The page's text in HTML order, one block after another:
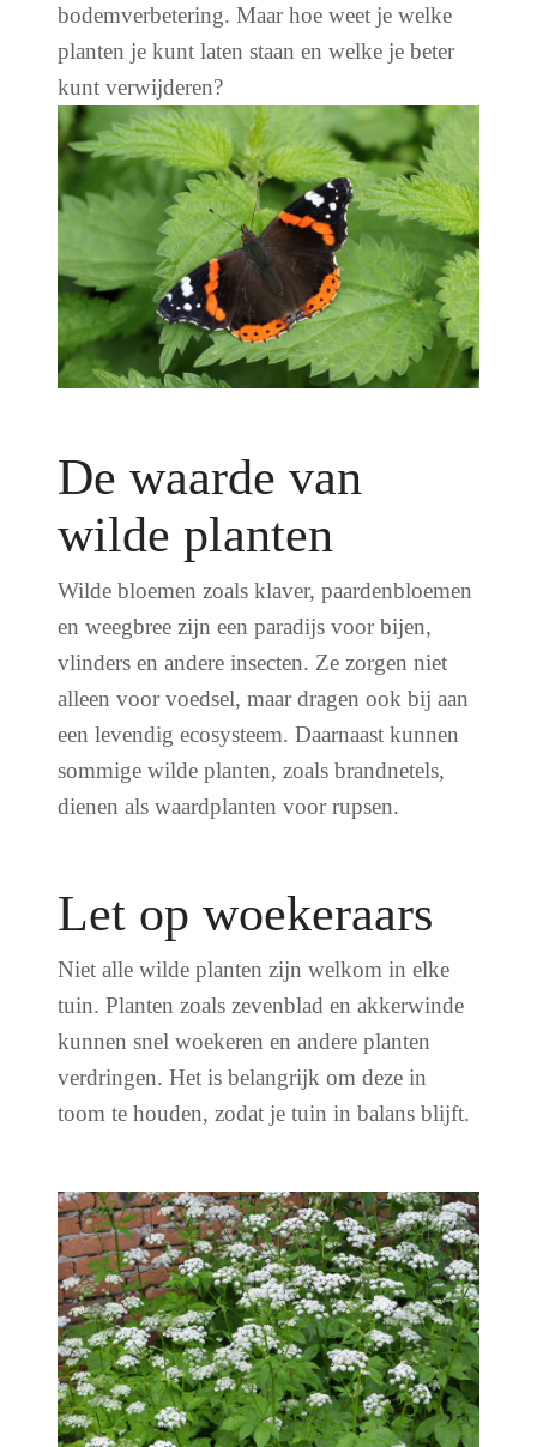
bodemverbetering. Maar hoe weet je welke
planten je kunt laten staan en welke je beter
kunt verwijderen?
De waarde van
wilde planten
Wilde bloemen zoals klaver, paardenbloemen
en weegbree zijn een paradijs voor bijen,
vlinders en andere insecten. Ze zorgen niet
alleen voor voedsel, maar dragen ook bij aan
een levendig ecosysteem. Daarnaast kunnen
sommige wilde planten, zoals brandnetels,
dienen als waardplanten voor rupsen.
Let op woekeraars
Niet alle wilde planten zijn welkom in elke
tuin. Planten zoals zevenblad en akkerwinde
kunnen snel woekeren en andere planten
verdringen. Het is belangrijk om deze in
toom te houden, zodat je tuin in balans blijft.